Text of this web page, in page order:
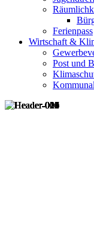
Ferienpass
Wirtschaft &
Post und